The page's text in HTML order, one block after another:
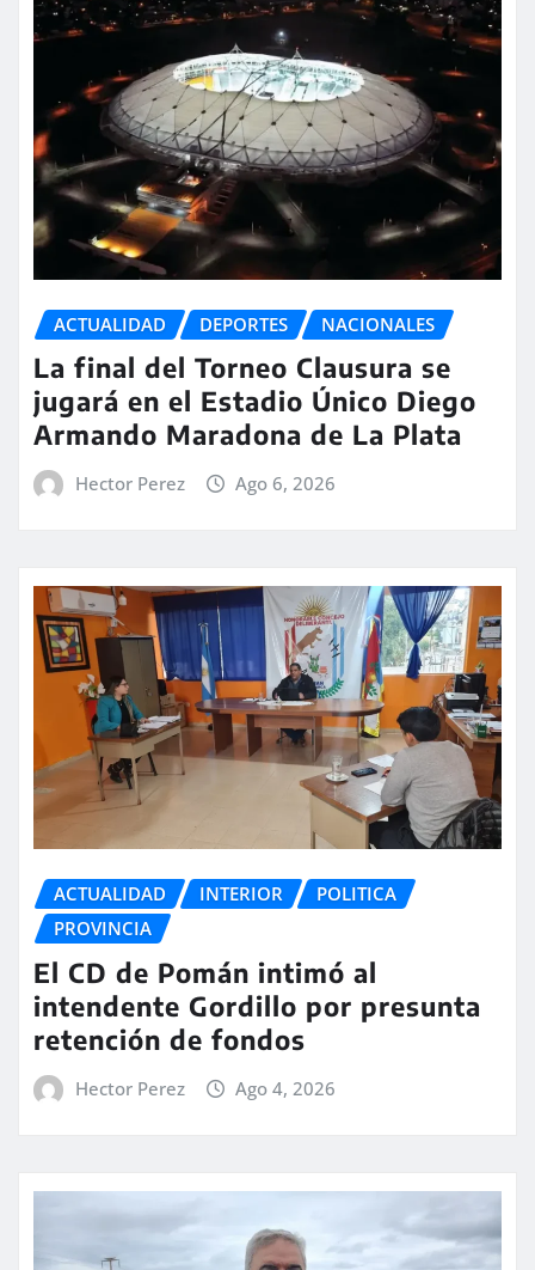
ACTUALIDAD DEPORTES NACIONALES
La final del Torneo Clausura se
jugará en el Estadio Único Diego
Armando Maradona de La Plata
Hector Perez Ago 6, 2026
ACTUALIDAD INTERIOR
POLITICA
PROVINCIA
El CD de Pomán intimó al
intendente Gordillo por presunta
retención de fondos
Hector Perez Ago 4, 2026